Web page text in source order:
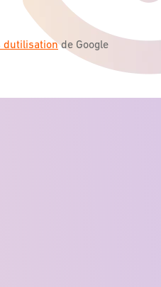
dutilisationde Google